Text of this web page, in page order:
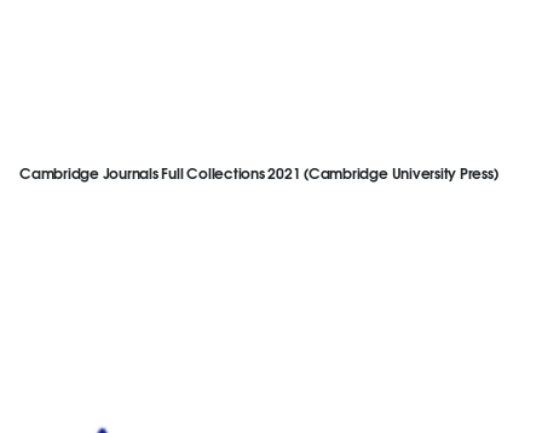
Cambridge Journals Full Collections 2021 (Cambridge University Press)